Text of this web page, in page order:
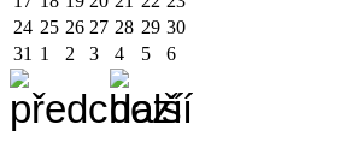
24 25 26 27 28 29 30
31 1 2 3 4 5 6